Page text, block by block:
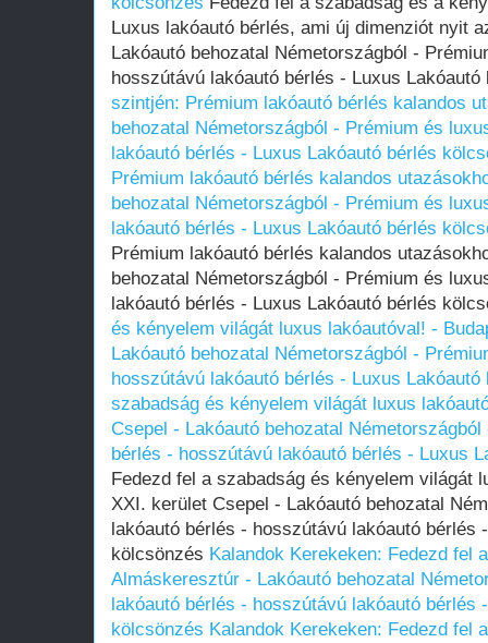
Luxus lakóautó bérlés, ami új dimenziót nyit
Lakóautó behozatal Németországból -
hosszútávú lakóautó bérlés - Luxus
szintjén: Prémium lakóautó bérlés kalandos
behozatal Németországból - Prémium és
lakóautó bérlés - Luxus Lakóautó bérlés
Prémium lakóautó bérlés kalandos
behozatal Németországból - Prémium és
lakóautó bérlés - Luxus Lakóautó bérlés
Prémium lakóautó bérlés kalandos
behozatal Németországból - Prémium és
lakóautó bérlés - Luxus Lakóautó bérlés
és kényelem világát luxus lakóautóval! -
Lakóautó behozatal Németországból -
hosszútávú lakóautó bérlés - Luxus
szabadság és kényelem világát luxus
Csepel - Lakóautó behozatal
bérlés - hosszútávú lakóautó bérlés - Luxus
Fedezd fel a szabadság és kényelem világát
XXI. kerület Csepel - Lakóautó behozatal
lakóautó bérlés - hosszútávú lakóautó bérlés
kölcsönzés Kalandok Kerekeken: Fedezd fel
Almáskeresztúr - Lakóautó behozatal
lakóautó bérlés - hosszútávú lakóautó bérlés
kölcsönzés Kalandok Kerekeken: Fedezd fel